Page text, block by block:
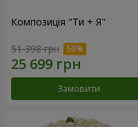
Композиція "Ти + Я"
51 398 грн
Замовити